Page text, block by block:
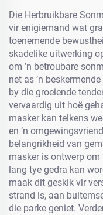
Die Herbruikbare
vir enigiemand wat
toenemende
skadelike uitwerking
om ’n betroubare
net as ’n
by die groeiende
vervaardig uit hoë
masker kan telkens
en ’n
belangrikheid van
masker is ontwerp
lang tye gedra kan
maak dit geskik vir
strand is, aan
die parke geniet.